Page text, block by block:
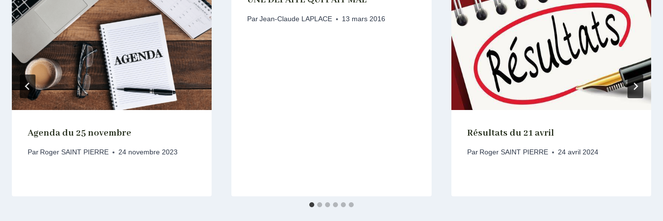
Agenda du 25 novembre
Par Roger SAINT PIERRE 24 novembre 2023
Par Jean-Claude LAPLACE 13 mars 2016
Résultats du 21 avril
Par Roger SAINT PIERRE 24 avril 2024